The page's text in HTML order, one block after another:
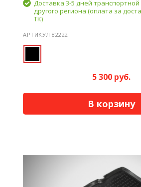
Доставка 3-5 дней
другого региона (оплата за
ТК)
АРТИКУЛ 82222
5 300 руб.
В корзину